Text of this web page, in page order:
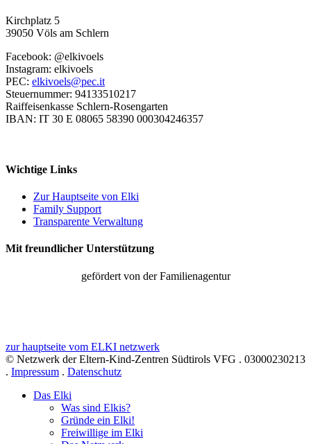
Kirchplatz 5
39050 Völs am Schlern
Facebook: @elkivoels
Instagram: elkivoels
PEC: elkivoels@pec.it
Steuernummer: 94133510217
Raiffeisenkasse Schlern-Rosengarten
IBAN: IT 30 E 08065 58390 000304246357
Wichtige Links
Zur Hauptseite von Elki
Family Support
Transparente Verwaltung
Mit freundlicher Unterstützung
gefördert von der Familienagentur
zur hauptseite vom ELKI netzwerk
© Netzwerk der Eltern-Kind-Zentren Südtirols VFG . 03000230213
. Impressum . Datenschutz
Das Elki
Was sind Elkis?
Gründe ein Elki!
Freiwillige im Elki